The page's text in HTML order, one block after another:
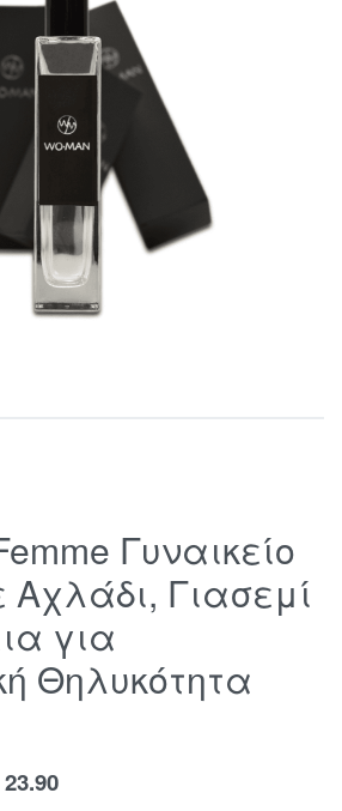
Γυναικείο
Γιασεμί
για
Θηλυκότητα